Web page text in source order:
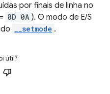
por finais de linha no
= 0D 0A ). O modo de E/S
__setmode .
útil?